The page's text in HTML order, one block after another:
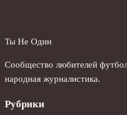
Ты Не Один
Сообщество любителей
народная журналистика.
Рубрики